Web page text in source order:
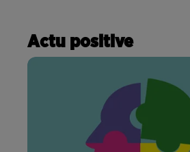
Actu positive